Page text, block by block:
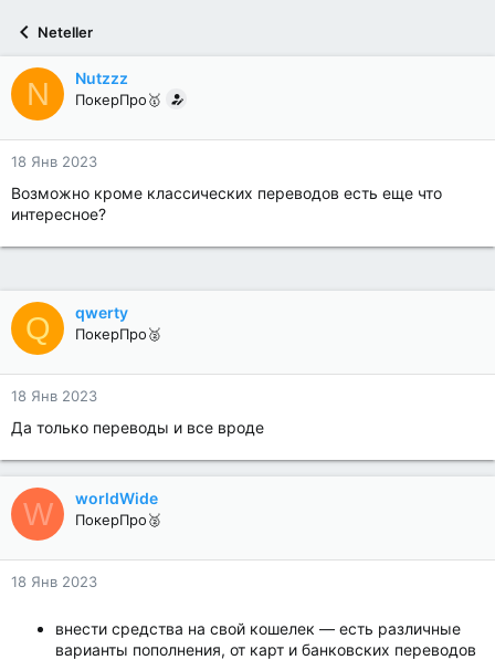
Neteller
N Nutzzz
ПокерПро🥇
18 Янв 2023
Возможно кроме классических переводов есть еще что
интересное?
Q qwerty
ПокерПро🥈
18 Янв 2023
Да только переводы и все вроде
W worldWide
ПокерПро🥈
18 Янв 2023
внести средства на свой кошелек — есть различные
варианты пополнения, от карт и банковских переводов